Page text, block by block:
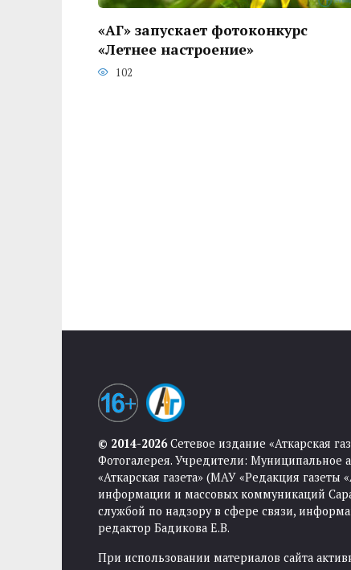
«АГ» запускает фотоконкурс
«Летнее настроение»
102
© 2014-2026Сетевое издание «Аткарская
Фотогалерея. Учредители: Муниципальное
«Аткарская газета» (МАУ «Редакция газеты
информации и массовых коммуникаций
службой по надзору в сфере связи,
редактор Бадикова Е.В.
При использовании материалов сайта